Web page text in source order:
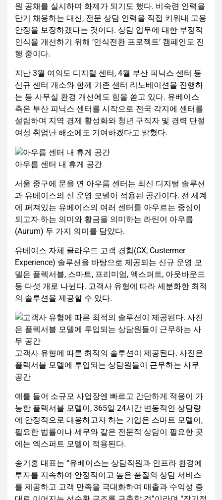
원 공채를 실시하며 화제가 되기도 했다. 비숙련 인력을
단기 채용하는 대신, 전문 상담 인력을 직접 키워내 고용
안정을 보장하겠다는 것이다. 상담 업무에 대한 부정적
인식을 개선하기 위해 ‘인식전환 프로젝트’ 캠페인도 진
행 중이다.
지난 3월 여의도 디지털 센터, 4월 부산 피닉스 센터 등
신규 센터 개소와 함께 기존 센터 리노베이션을 진행하
는 등 사무실 환경 개선에도 힘을 쏟고 있다. 유베이스
측은 부산 피닉스 센터를 시작으로 전국 각지에 센터를
설립하며 지역 경제 활성화와 청년 구직자 및 경력 단절
여성 취업난 해소에도 기여하겠다고 밝혔다.
아우름 센터 내 휴게 공간
서울 중구에 문을 연 아우름 센터는 최신 디지털 솔루션
과 유베이스의 신 운영 모델이 적용된 공간이다. 전 세계
에 퍼져있는 유베이스의 여러 센터를 아우르는 중심이
되고자 하는 의미와 황금을 의미하는 라틴어 아우름
(Aurum) 두 가지 의미를 담았다.
유베이스 자체 클라우드 고객 경험(CX, Custermer
Experience) 솔루션을 바탕으로 제공되는 신규 운영 모
델은 플렉서블, 스마트, 프리미엄, 엑스퍼트, 아웃바운드
등 다섯 개로 나뉜다. 고객사 유형에 따라 세분화한 최적
의 솔루션을 제공할 수 있다.
고객사 유형에 따른 최적의 솔루션이 제공된다. 사진은
플렉서블 모델에 투입되는 상담원들이 근무하는 사무
공간
예를 들어 소규모 사업장엔 빠르고 간단하게 적용이 가
능한 플렉서블 모델이, 365일 24시간 변동적인 상담량
에 안정적으로 대응하고자 하는 기업은 스마트 모델이,
필요한 법률이나 세무와 같은 전문적 상담이 필요한 곳
에는 엑스퍼트 모델이 적용된다.
송기홍 대표는 “유베이스는 상담직원과 인프라 환경에
투자를 지속하여 안정적이고 높은 품질의 상담 서비스
를 제공하고 고객 만족을 극대화하여 매출과 수익성 증